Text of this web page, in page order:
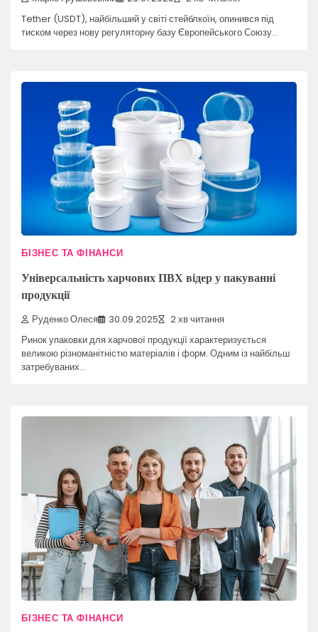
Tether (USDT), найбільший у світі стейблкоїн, опинився під
тиском через нову регуляторну базу Європейського Союзу…
БІЗНЕС ТА ФІНАНСИ
Універсальність харчових ПВХ відер у пакуванні
продукції
Руденко Олеся 30.09.2025 2 хв читання
Ринок упаковки для харчової продукції характеризується
великою різноманітністю матеріалів і форм. Одним із найбільш
затребуваних…
БІЗНЕС ТА ФІНАНСИ